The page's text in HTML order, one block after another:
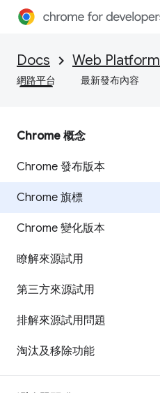
Docs Web Platform
網路平台 最新發布內容
Chrome 概念
Chrome 發布版本
Chrome 旗標
Chrome 變化版本
瞭解來源試用
第三方來源試用
排解來源試用問題
淘汰及移除功能